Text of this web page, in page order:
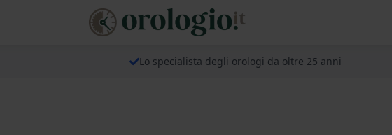
Lo specialista degli orologi da oltre 25 anni